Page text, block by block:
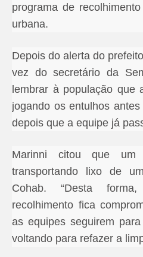
programa de
urbana.
Depois do alerta do
vez do secretário da
lembrar à população que
jogando os entulhos
depois que a equipe já
Marinni citou que um
transportando lixo de
Cohab. “Desta
recolhimento fica
as equipes seguirem
voltando para refazer a